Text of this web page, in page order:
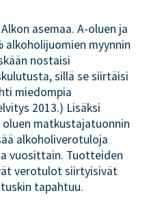
asemaa. A-oluen ja
alkoholijuomien myynnin
nostaisi
sillä se siirtäisi
miedompia
2013.) Lisäksi
oluen matkustajatuonnin
alkoholiverotuloja
vuosittain. Tuotteiden
verotulot siirtyisivät
tapahtuu.